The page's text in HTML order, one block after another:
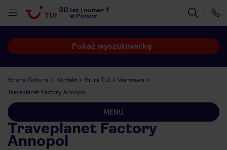
30 lat numer 1
w Polsce
Pokaż wyszukiwarkę
Strona Główna Kontakt Biura TUI
Warszawa
Traveplanet Factory Annopol
MENU
Traveplanet Factory
Annopol